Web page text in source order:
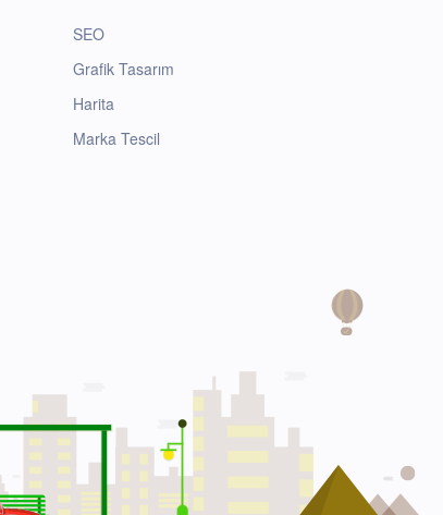
SEO
Grafik Tasarım
Harita
Marka Tescil